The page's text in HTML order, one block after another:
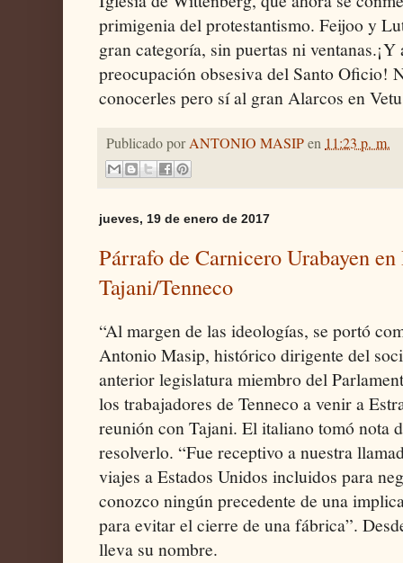
primigenia del protestantismo. Feijoo y
gran categoría, sin puertas ni
preocupación obsesiva del Santo Oficio!
conocerles pero sí al gran Alarcos en
Publicado porANTONIO MASIPen 11:23 p. m.
jueves, 19 de enero de 2017
Párrafo de Carnicero Urabayen
Tajani/Tenneco
“Al margen de las ideologías, se portó
Antonio Masip, histórico dirigente del
anterior legislatura miembro del
los trabajadores de Tenneco a venir a
reunión con Tajani. El italiano tomó nota
resolverlo. “Fue receptivo a nuestra
viajes a Estados Unidos incluidos para
conozco ningún precedente de una
para evitar el cierre de una fábrica”.
lleva su nombre.